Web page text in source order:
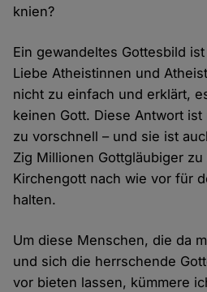
knien?
Ein gewandeltes Gottesbild
Liebe Atheistinnen und
nicht zu einfach und erklärt,
keinen Gott. Diese Antwort ist
zu vorschnell – und sie ist
Zig Millionen Gottgläubiger
Kirchengott nach wie vor für
halten.
Um diese Menschen, die da
und sich die herrschende
vor bieten lassen, kümmere